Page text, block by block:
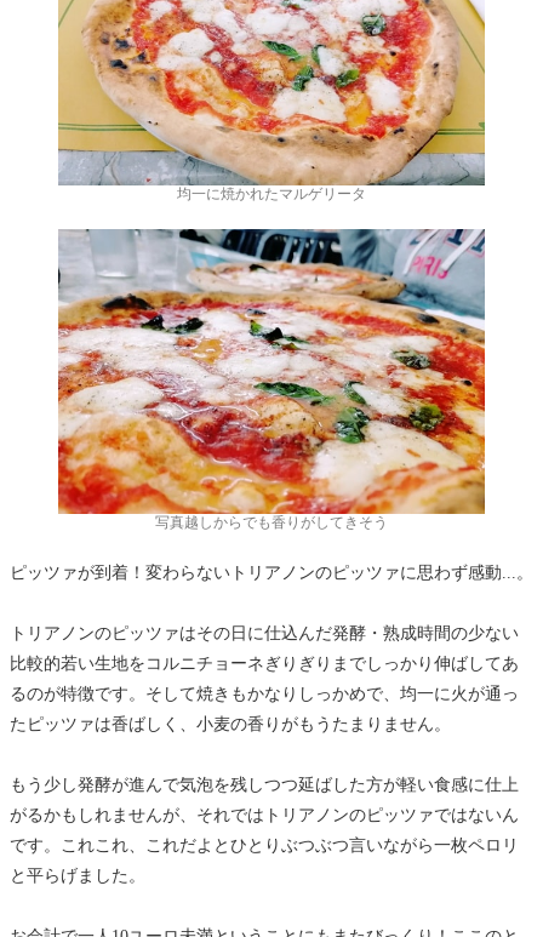
均一に焼かれたマルゲリータ
写真越しからでも香りがしてきそう
ピッツァが到着！変わらないトリアノンのピッツァに思わず感動...。
トリアノンのピッツァはその日に仕込んだ発酵・熟成時間の少ない
比較的若い生地をコルニチョーネぎりぎりまでしっかり伸ばしてあ
るのが特徴です。そして焼きもかなりしっかめで、均一に火が通っ
たピッツァは香ばしく、小麦の香りがもうたまりません。
もう少し発酵が進んで気泡を残しつつ延ばした方が軽い食感に仕上
がるかもしれませんが、それではトリアノンのピッツァではないん
です。これこれ、これだよとひとりぶつぶつ言いながら一枚ペロリ
と平らげました。